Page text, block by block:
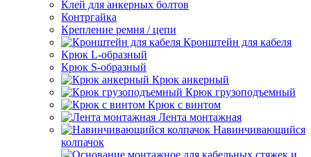
Клей для анкерных болтов
Контргайка
Крепление ремня / цепи
Кронштейн для кабеля
Крюк L-образный
Крюк S-образный
Крюк анкерный
Крюк грузоподъемный
Крюк с винтом
Лента монтажная
Навинчивающийся
колпачок